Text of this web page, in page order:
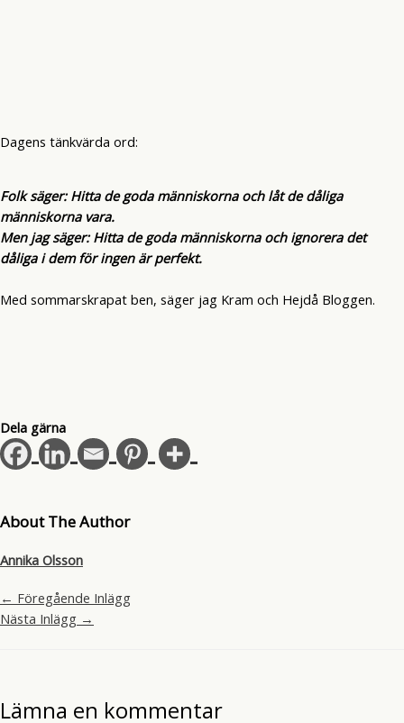
Dagens tänkvärda ord:
Folk säger: Hitta de goda människorna och låt de dåliga
människorna vara.
Men jag säger: Hitta de goda människorna och ignorera det
dåliga i dem för ingen är perfekt.
Med sommarskrapat ben, säger jag Kram och Hejdå Bloggen.
Dela gärna
About The Author
Annika Olsson
← Föregående Inlägg
Nästa Inlägg →
Lämna en kommentar